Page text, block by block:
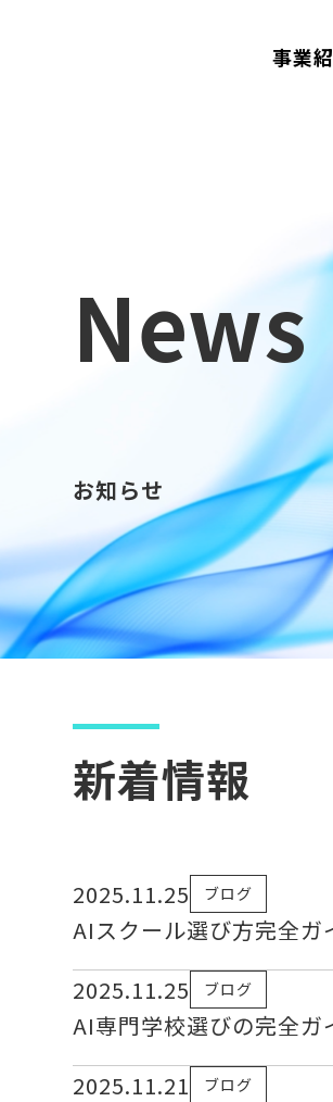
事業
News
お知らせ
新着情報
2025.11.25 ブログ
AIスクール選び方完全
2025.11.25
ブログ
AI専門学校選びの完全
2025.11.21
ブログ